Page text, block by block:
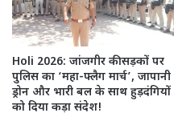
Holi 2026: जांजगीर की सड़कों पर
पुलिस का ‘महा-फ्लैग मार्च’, जापानी
ड्रोन और भारी बल के साथ हुड़दंगियों
को दिया कड़ा संदेश!